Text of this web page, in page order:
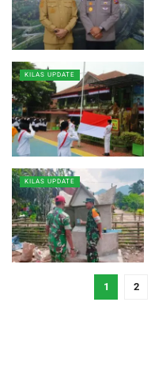
KILAS UPDATE
KILAS UPDATE
1 2